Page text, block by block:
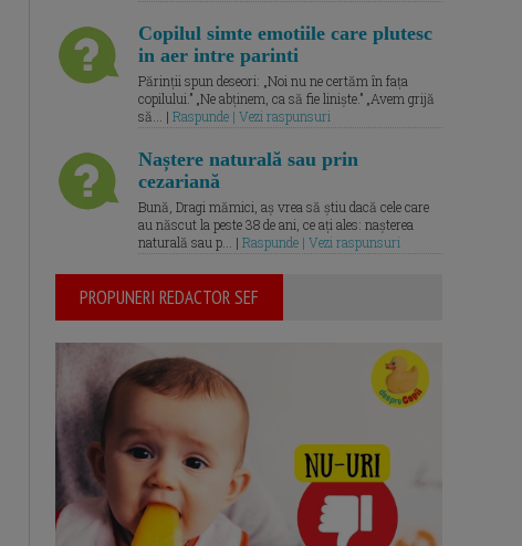
Copilul simte emotiile care plutesc
in aer intre parinti
Părinții spun deseori: „Noi nu ne certăm în fața
copilului.” „Ne abținem, ca să fie liniște.” „Avem grijă
să... | Raspunde | Vezi raspunsuri
Naștere naturală sau prin
cezariană
Bună, Dragi mămici, aș vrea să știu dacă cele care
au născut la peste 38 de ani, ce ați ales: nașterea
naturală sau p... | Raspunde | Vezi raspunsuri
PROPUNERI REDACTOR SEF